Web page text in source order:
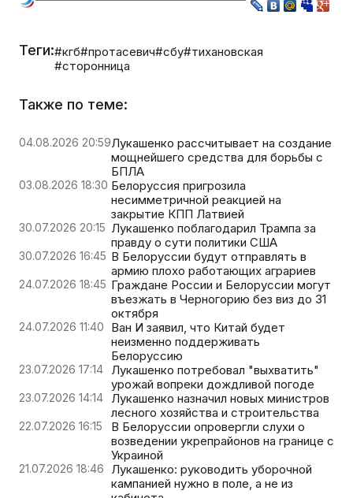
Теги:#кгб#протасевич#сбу#тихановская
#сторонница
Также по теме:
04.08.2026 20:59Лукашенко рассчитывает на создание
мощнейшего средства для борьбы с
БПЛА
03.08.2026 18:30 Белоруссия пригрозила
несимметричной реакцией на
закрытие КПП Латвией
30.07.2026 20:15 Лукашенко поблагодарил Трампа за
правду о сути политики США
30.07.2026 16:45 В Белоруссии будут отправлять в
армию плохо работающих аграриев
24.07.2026 18:45 Граждане России и Белоруссии могут
въезжать в Черногорию без виз до 31
октября
24.07.2026 11:40
Ван И заявил, что Китай будет
неизменно поддерживать
Белоруссию
23.07.2026 17:14
Лукашенко потребовал "выхватить"
урожай вопреки дождливой погоде
23.07.2026 14:14
Лукашенко назначил новых министров
лесного хозяйства и строительства
22.07.2026 16:15
В Белоруссии опровергли слухи о
возведении укрепрайонов на границе с
Украиной
21.07.2026 18:46
Лукашенко: руководить уборочной
кампанией нужно в поле, а не из